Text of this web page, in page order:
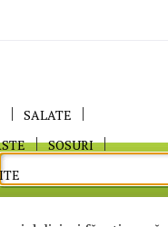
SALATE
SOSURI